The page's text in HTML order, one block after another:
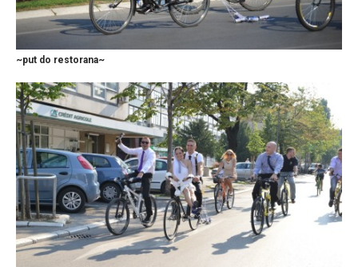
~put do restorana~